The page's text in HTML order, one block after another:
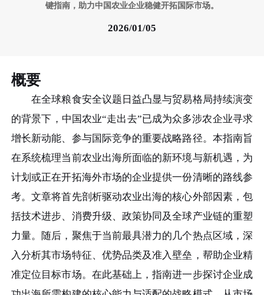
键指南，助力中国农业企业稳健开拓国际市场。
2026/01/05
概要
在全球粮食安全议题日益凸显与贸易格局持续演变
的背景下，中国农业“走出去”已成为众多涉农企业寻求
增长新动能、参与国际竞争的重要战略路径。本指南旨
在系统梳理当前农业出海所面临的新环境与新机遇，为
计划或正在开拓海外市场的企业提供一份清晰的路线参
考。文章将首先剖析驱动农业出海的核心外部因素，包
括技术进步、消费升级、政策协同及全球产业链的重塑
力量。随后，聚焦于当前最具潜力的几个热点区域，深
入分析其市场特征、优势品类及准入壁垒，帮助企业精
准定位目标市场。在此基础上，指南进一步探讨企业成